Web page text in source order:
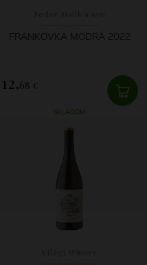
FRANKOVKA MODRÁ 2022
12,68 €
SKLADOM